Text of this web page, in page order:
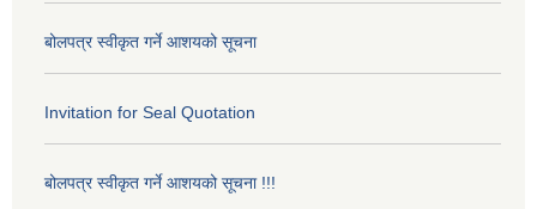
बोलपत्र स्वीकृत गर्ने आशयको सूचना
Invitation for Seal Quotation
बोलपत्र स्वीकृत गर्ने आशयको सूचना !!!